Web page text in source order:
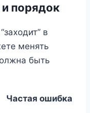
порядок
в
менять
быть
Частая ошибка